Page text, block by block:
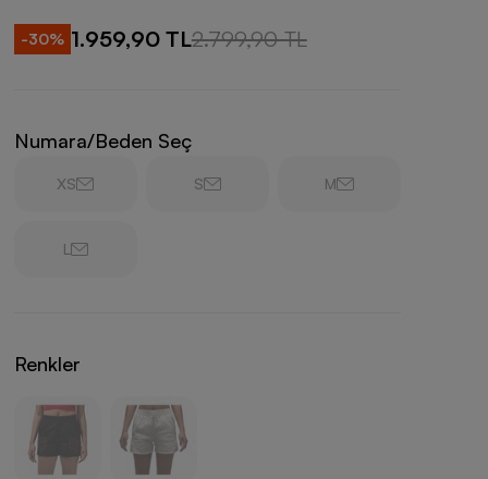
-30% 1.959,90 TL2.799,90 TL
Numara/Beden Seç
XS S M
L
Renkler